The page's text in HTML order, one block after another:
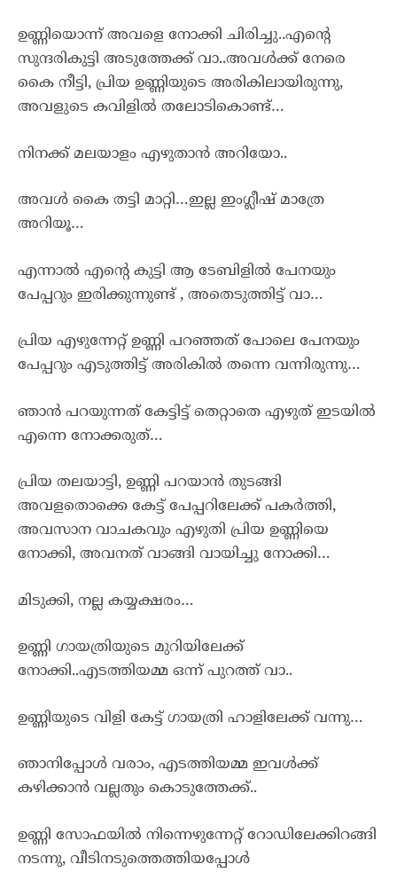
ഉണ്ണിയൊന്ന് അവളെ നോക്കി ചിരിച്ചു..എന്റെ
സുന്ദരികുട്ടി അടുത്തേക്ക് വാ..അവൾക്ക് നേരെ
കൈ നീട്ടി, പ്രിയ ഉണ്ണിയുടെ അരികിലായിരുന്നു,
അവളുടെ കവിളിൽ തലോടികൊണ്ട്…
നിനക്ക് മലയാളം എഴുതാൻ അറിയോ..
അവൾ കൈ തട്ടി മാറ്റി…ഇല്ല ഇംഗ്ലീഷ് മാത്രേ
അറിയൂ…
എന്നാൽ എന്റെ കുട്ടി ആ ടേബിളിൽ പേനയും
പേപ്പറും ഇരിക്കുന്നുണ്ട് , അതെടുത്തിട്ട് വാ…
പ്രിയ എഴുന്നേറ്റ് ഉണ്ണി പറഞ്ഞത് പോലെ പേനയും
പേപ്പറും എടുത്തിട്ട് അരികിൽ തന്നെ വന്നിരുന്നു…
ഞാൻ പറയുന്നത് കേട്ടിട്ട് തെറ്റാതെ എഴുത് ഇടയിൽ
എന്നെ നോക്കരുത്…
പ്രിയ തലയാട്ടി, ഉണ്ണി പറയാൻ തുടങ്ങി
അവളതൊക്കെ കേട്ട് പേപ്പറിലേക്ക് പകർത്തി,
അവസാന വാചകവും എഴുതി പ്രിയ ഉണ്ണിയെ
നോക്കി, അവനത് വാങ്ങി വായിച്ചു നോക്കി…
മിടുക്കി, നല്ല കയ്യക്ഷരം…
ഉണ്ണി ഗായത്രിയുടെ മുറിയിലേക്ക്
നോക്കി..എടത്തിയമ്മ ഒന്ന് പുറത്ത് വാ..
ഉണ്ണിയുടെ വിളി കേട്ട് ഗായത്രി ഹാളിലേക്ക് വന്നു…
ഞാനിപ്പോൾ വരാം, എടത്തിയമ്മ ഇവൾക്ക്
കഴിക്കാൻ വല്ലതും കൊടുത്തേക്ക്..
ഉണ്ണി സോഫയിൽ നിന്നെഴുന്നേറ്റ് റോഡിലേക്കിറങ്ങി
നടന്നു, വീടിനടുത്തെത്തിയപ്പോൾ